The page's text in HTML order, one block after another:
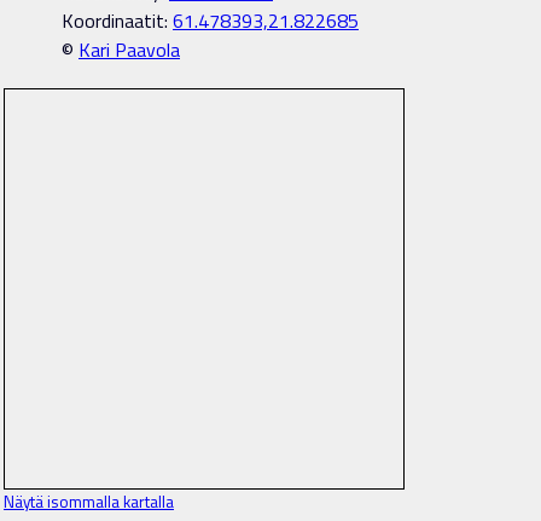
Koordinaatit: 61.478393,21.822685
© Kari Paavola
Näytä isommalla kartalla